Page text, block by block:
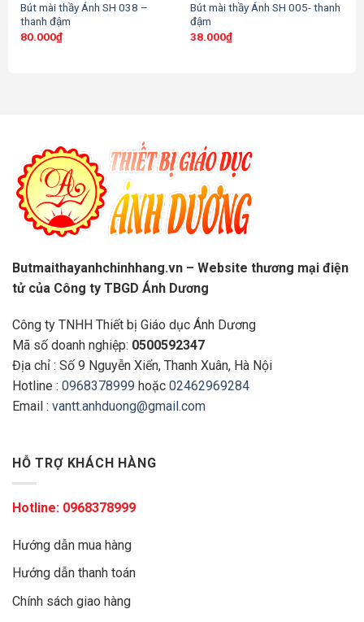
Bút mài thầy Ánh SH 038 –
thanh đậm
80.000₫
Bút mài thầy Ánh SH 005- thanh
đậm
38.000₫
Butmaithayanhchinhhang.vn – Website thương mại điện
tử của Công ty TBGD Ánh Dương
Công ty TNHH Thiết bị Giáo dục Ánh Dương
Mã số doanh nghiệp: 0500592347
Địa chỉ : Số 9 Nguyễn Xiển, Thanh Xuân, Hà Nội
Hotline : 0968378999 hoặc 02462969284
Email : vantt.anhduong@gmail.com
HỖ TRỢ KHÁCH HÀNG
Hotline: 0968378999
Hướng dẫn mua hàng
Hướng dẫn thanh toán
Chính sách giao hàng